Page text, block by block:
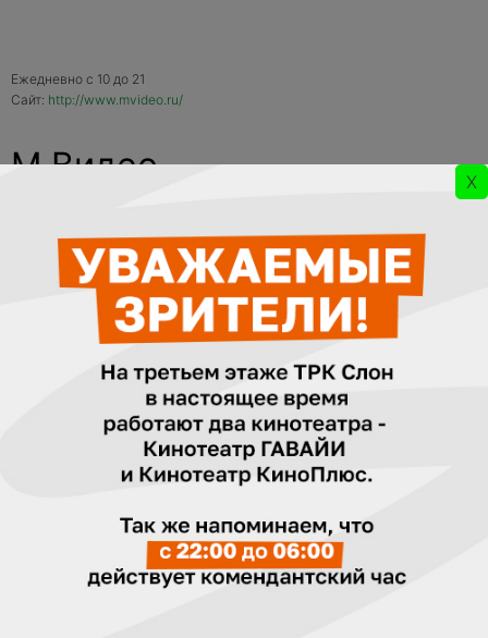
Ежедневно с 10 до 21
Сайт: http://www.mvideo.ru/
М.Видео
М.видео» — одна из ведущих российских розничных
сетей по продаже электроники и бытовой техники,
первая и единственная публичная компания в этой
в городах России работает более 200 гипермаркетов
В магазине М.Видео можно приобрести
компьютерную, видео, фото-технику, бытовую
электронику и многие другие качественные товары
новейшего поколения!
М.Видео» предлагает своим покупателям порядка 20
X